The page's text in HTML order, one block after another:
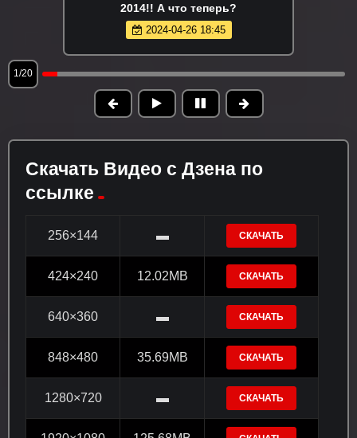
2014!! А что теперь?
2024-04-26 18:45
1/20
Скачать Видео с Дзена по
ссылке
256×144 ▬ СКАЧАТЬ
424×240 12.02MB СКАЧАТЬ
640×360 ▬ СКАЧАТЬ
848×480 35.69MB СКАЧАТЬ
1280×720 ▬ СКАЧАТЬ